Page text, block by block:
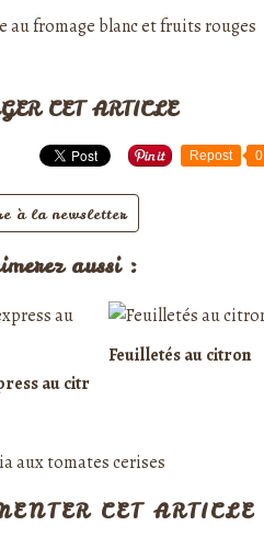
CET ARTICLE
Repost 0
à la newsletter
aussi :
au citr
Feuilletés au citron
aux tomates cerises
CET ARTICLE